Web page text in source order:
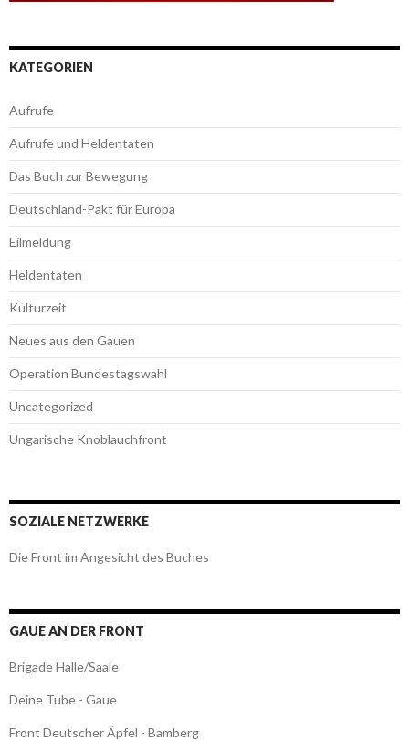
KATEGORIEN
Aufrufe
Aufrufe und Heldentaten
Das Buch zur Bewegung
Deutschland-Pakt für Europa
Eilmeldung
Heldentaten
Kulturzeit
Neues aus den Gauen
Operation Bundestagswahl
Uncategorized
Ungarische Knoblauchfront
SOZIALE NETZWERKE
Die Front im Angesicht des Buches
GAUE AN DER FRONT
Brigade Halle/Saale
Deine Tube - Gaue
Front Deutscher Äpfel - Bamberg